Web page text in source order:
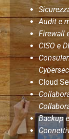
Audit e
Firewall
CISO e
Cloud
Backup